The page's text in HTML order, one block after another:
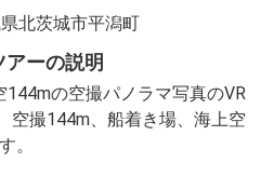
北茨城市平潟町
アーの説明
の空撮パノラマ写真のVR
空撮144m、船着き場、海上空
。